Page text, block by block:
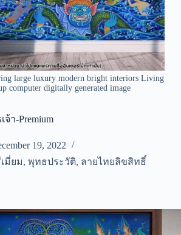
large luxury modern bright interiors Living
computer digitally generated image
า-Premium
19, 2022
มี่ยม, พุทธประวัติ, ลายไทยลิขสิทธิ์